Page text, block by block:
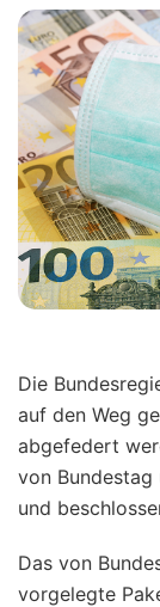
Die
auf den Weg
abgefedert
von Bundestag
und
Das von
vorgelegte